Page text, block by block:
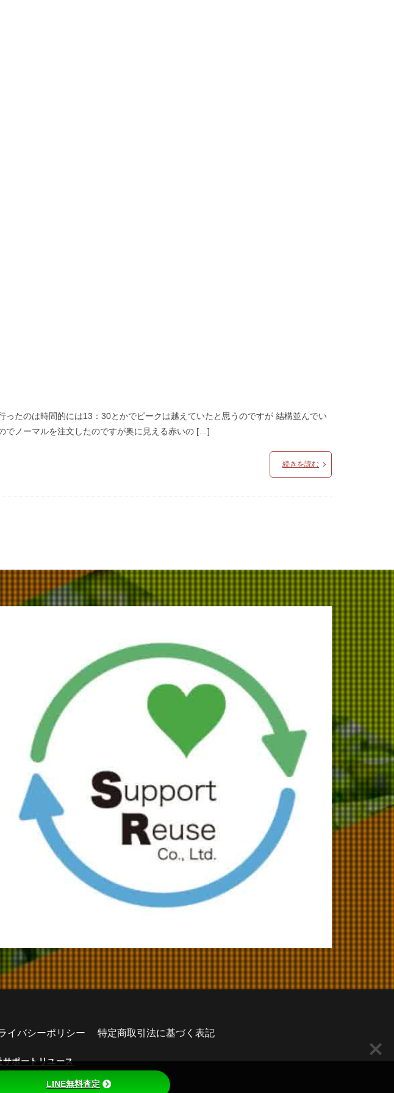
たのは時間的には13：30とかでピークは越えていたと思うのですが 結構並んでい
でノーマルを注文したのですが奥に見える赤いの […]
続きを読む
イバシーポリシー 特定商取引法に基づく表記
サポートリユース
LINE無料査定